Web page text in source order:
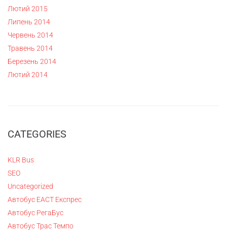
Лютий 2015
Липень 2014
Червень 2014
Травень 2014
Березень 2014
Лютий 2014
CATEGORIES
KLR Bus
SEO
Uncategorized
Автобус ЕАСТ Експрес
Автобус РегаБус
Автобус Трас Темпо